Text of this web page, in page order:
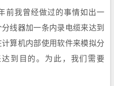
前我曾经做过的事情如出一
线器加一条内录电缆来达到
算机内部使用软件来模拟分
到目的。为此，我们需要